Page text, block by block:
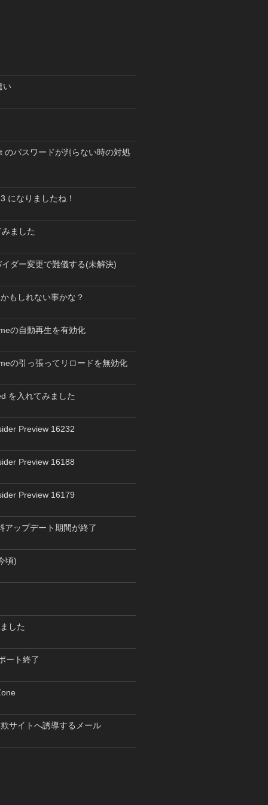
い
のパスワードが判らない時の対処
になりましたね！
ました
ダー変更で難儀する(未解決)
もしれない事かな？
の自動再生を有効化
の引っ張ってリロードを無効化
を入れてみました
Preview 16232
Preview 16188
Preview 16179
アップデート期間が終了
頃)
した
ート終了
サイトへ誘導するメール